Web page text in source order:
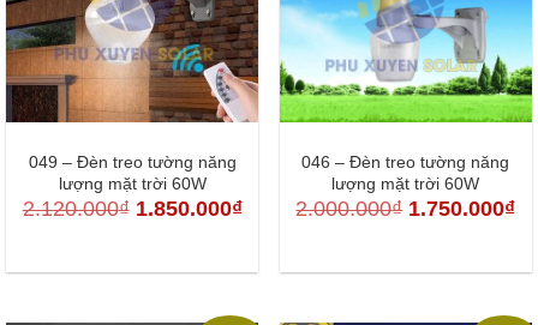
049 – Đèn treo tường năng
lượng mặt trời 60W
2.120.000₫ Giá
là:
1.850.000₫Giá
tại
046 – Đèn treo tường năng
lượng mặt trời 60W
2.000.000₫ Giá
là:
1.750.000₫
tại